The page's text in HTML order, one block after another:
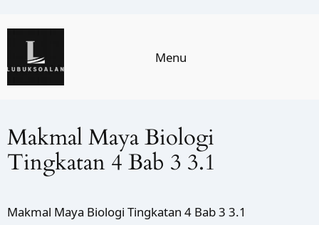
content
Menu
Makmal Maya Biologi
Tingkatan 4 Bab 3 3.1
Makmal Maya Biologi Tingkatan 4 Bab 3 3.1